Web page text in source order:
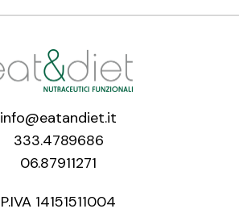
info@eatandiet.it
333.4789686
06.87911271
P.IVA 14151511004